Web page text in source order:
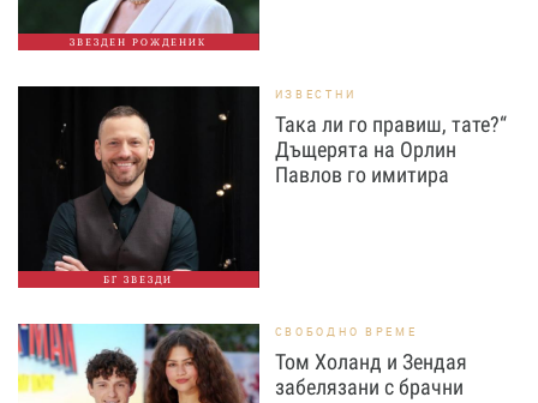
ЗВЕЗДЕН РОЖДЕНИК
БГ ЗВЕЗДИ
ИЗВЕСТНИ
Така ли го правиш, тате?“
Дъщерята на Орлин
Павлов го имитира
СВОБОДНО ВРЕМЕ
Том Холанд и Зендая
забелязани с брачни